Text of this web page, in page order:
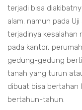
terjadi bisa
alam. namun pada
terjadinya kesalahan
pada kantor,
gedung-gedung
tanah yang turun
dibuat bisa bertahan
bertahun-tahun.